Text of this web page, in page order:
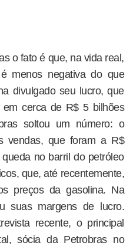
o fato é que, na vida real,
menos negativa do que
divulgado seu lucro, que
cerca de R$ 5 bilhões
soltou um número: o
vendas, que foram a R$
no barril do petróleo
que, até recentemente,
preços da gasolina. Na
suas margens de lucro.
recente, o principal
sócia da Petrobras no